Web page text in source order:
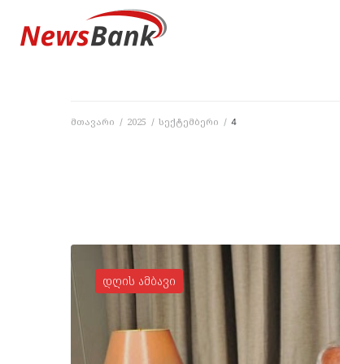
მთავარი / 2025 / სექტემბერი / 4
დღის ამბავი